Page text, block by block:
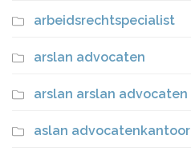
arbeidsrechtspecialist
arslan advocaten
arslan arslan advocaten
aslan advocatenkantoor